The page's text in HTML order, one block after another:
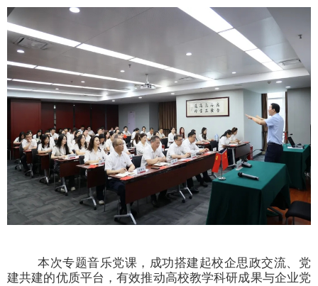
本次专题音乐党课，成功搭建起校企思政交流、党
建共建的优质平台，有效推动高校教学科研成果与企业党